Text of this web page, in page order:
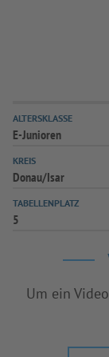
ALTERSKLASSE
E-Junioren
KREIS
Donau/Isar
TABELLENPLATZ
5
Um ein